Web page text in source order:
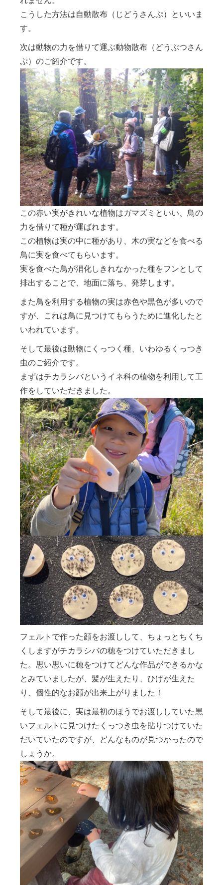
こうした方法は自動散布（じどうさんぷ）といいま
す。
次は動物の力を借りて運ぶ動物散布（どうぶつさん
ぷ）のご紹介です。
この赤い実がきれいな植物はガマズミといい、鳥の
力を借りて種が運ばれます。
この植物は実の中に種があり、木の実などを食べる
鳥に実を食べてもらいます。
実を食べた鳥が消化しきれなかった種をフンとして
排出することで、地面に落ち、発芽します。
また鳥を利用する植物の実は赤色や黒色が多いので
すが、これは鳥に見つけてもらうために進化したと
いわれています。
そして最後は動物にくっつく種、いわゆるくっつき
虫のご紹介です。
まずはチカラシバというイネ科の植物を利用して工
作をしていただきました。
フェルトで作った顔をお渡しして、ちょっとちくち
くしますがチカラシバの穂をつけていただきまし
た。思い思いに穂をつけてどんな作品ができるかな
とみていましたが、髪が生えたり、ひげが生えた
り、個性的なお顔が出来上がりました！
そして最後に、実は最初のほうでお渡ししていた黒
いフェルトに見つけたくっつき虫を貼りつけていた
だいていたのですが、どんなものが見つかったので
しょうか。